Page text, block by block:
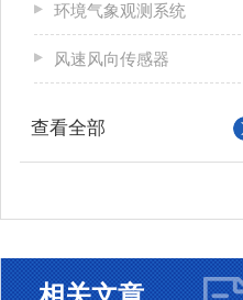
环境气象观测系统
风速风向传感器
查看全部